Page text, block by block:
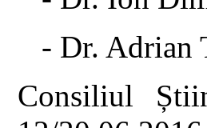
- Dr. Adrian
Consiliul